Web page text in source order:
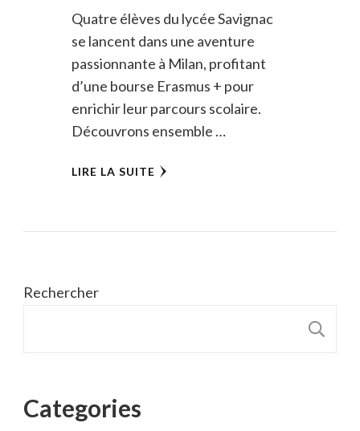
Quatre élèves du lycée Savignac
se lancent dans une aventure
passionnante à Milan, profitant
d’une bourse Erasmus + pour
enrichir leur parcours scolaire.
Découvrons ensemble …
LIRE LA SUITE
Rechercher
Categories